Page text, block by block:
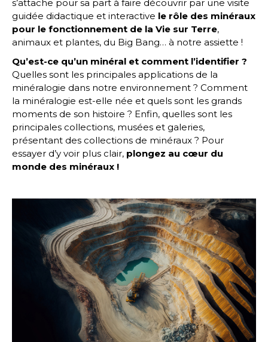
s’attache pour sa part à faire découvrir par une visite
guidée didactique et interactive le rôle des minéraux
pour le fonctionnement de la Vie sur Terre,
animaux et plantes, du Big Bang… à notre assiette !
Qu’est-ce qu’un minéral et comment l’identifier ?
Quelles sont les principales applications de la
minéralogie dans notre environnement ? Comment
la minéralogie est-elle née et quels sont les grands
moments de son histoire ? Enfin, quelles sont les
principales collections, musées et galeries,
présentant des collections de minéraux ? Pour
essayer d’y voir plus clair, plongez au cœur du
monde des minéraux !